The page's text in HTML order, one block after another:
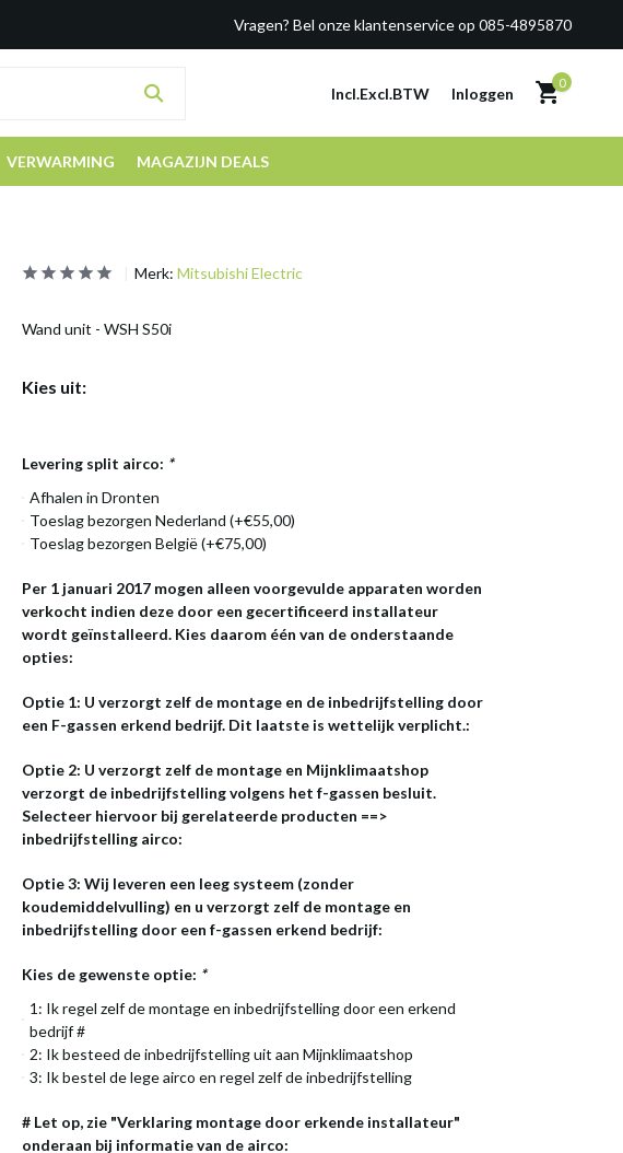
Vragen? Bel onze klantenservice op 085-4895870
Incl.Excl.BTW Inloggen
0
VERWARMING MAGAZIJN DEALS
Merk: Mitsubishi Electric
Wand unit - WSH S50i
Kies uit:
Levering split airco: *
Afhalen in Dronten
Toeslag bezorgen Nederland (+€55,00)
Toeslag bezorgen België (+€75,00)
Per 1 januari 2017 mogen alleen voorgevulde apparaten worden
verkocht indien deze door een gecertificeerd installateur
wordt geïnstalleerd. Kies daarom één van de onderstaande
opties:
Optie 1: U verzorgt zelf de montage en de inbedrijfstelling door
een F-gassen erkend bedrijf. Dit laatste is wettelijk verplicht.:
Optie 2: U verzorgt zelf de montage en Mijnklimaatshop
verzorgt de inbedrijfstelling volgens het f-gassen besluit.
Selecteer hiervoor bij gerelateerde producten ==>
inbedrijfstelling airco:
Optie 3: Wij leveren een leeg systeem (zonder
koudemiddelvulling) en u verzorgt zelf de montage en
inbedrijfstelling door een f-gassen erkend bedrijf:
Kies de gewenste optie: *
1: Ik regel zelf de montage en inbedrijfstelling door een erkend
bedrijf #
2: Ik besteed de inbedrijfstelling uit aan Mijnklimaatshop
3: Ik bestel de lege airco en regel zelf de inbedrijfstelling
# Let op, zie "Verklaring montage door erkende installateur"
onderaan bij informatie van de airco: